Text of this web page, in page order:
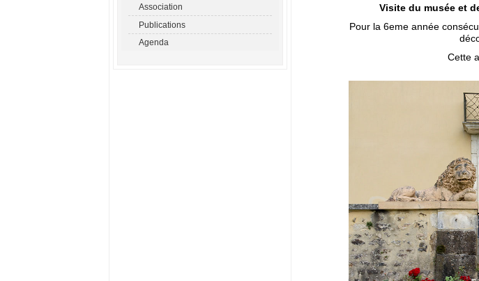
Association
Publications
Agenda
Visite du musée et
Pour la 6eme année
Cette